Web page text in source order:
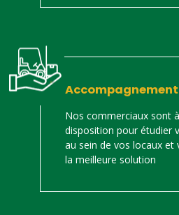
Nos commerciaux sont
disposition pour étudier
au sein de vos locaux et
la meilleure solution